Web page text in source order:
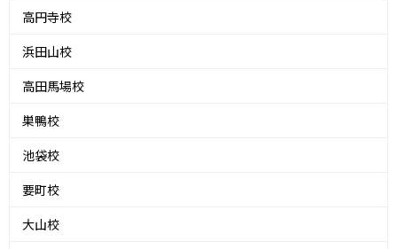
高円寺校
浜田山校
高田馬場校
巣鴨校
池袋校
要町校
大山校